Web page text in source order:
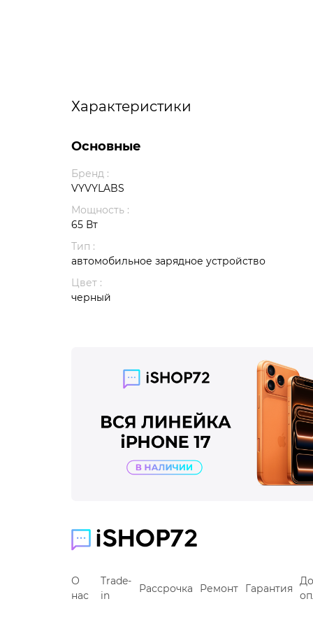
Характеристики
Основные
Бренд :
VYVYLABS
Мощность :
65 Вт
Тип :
автомобильное зарядное устройство
Цвет :
черный
О
нас
Trade-
in
Рассрочка Ремонт Гарантия